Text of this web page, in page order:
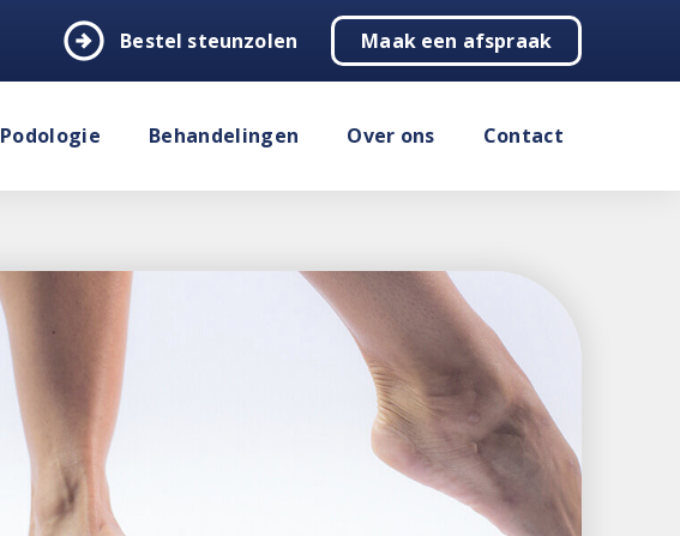
arrow_circle_right Bestel steunzolen Maak een afspraak
Podologie Behandelingen Over ons Contact